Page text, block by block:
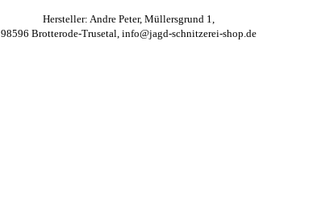
Hersteller: Andre Peter, Müllersgrund 1,
98596 Brotterode-Trusetal, info@jagd-schnitzerei-shop.de